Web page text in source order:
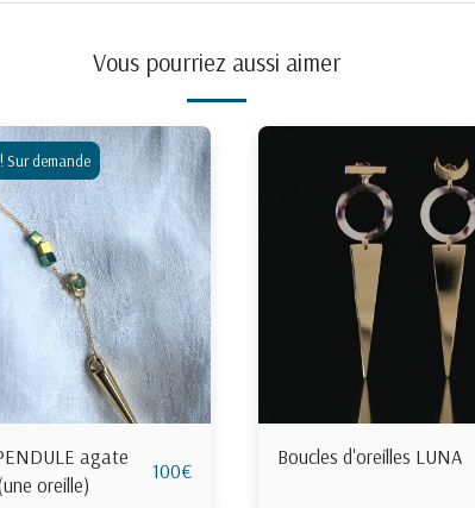
Vous pourriez aussi aimer
Sur demande
agate
oreille)
100€
Boucles d'oreilles LUNA